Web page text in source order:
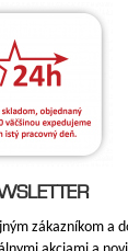
zákazníkom a